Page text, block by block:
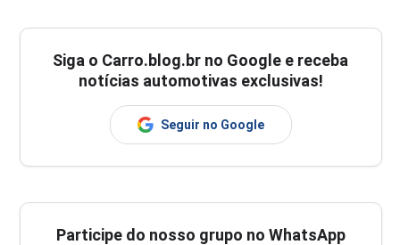
Siga o Carro.blog.br no Google e receba
notícias automotivas exclusivas!
Seguir no Google
Participe do nosso grupo no WhatsApp